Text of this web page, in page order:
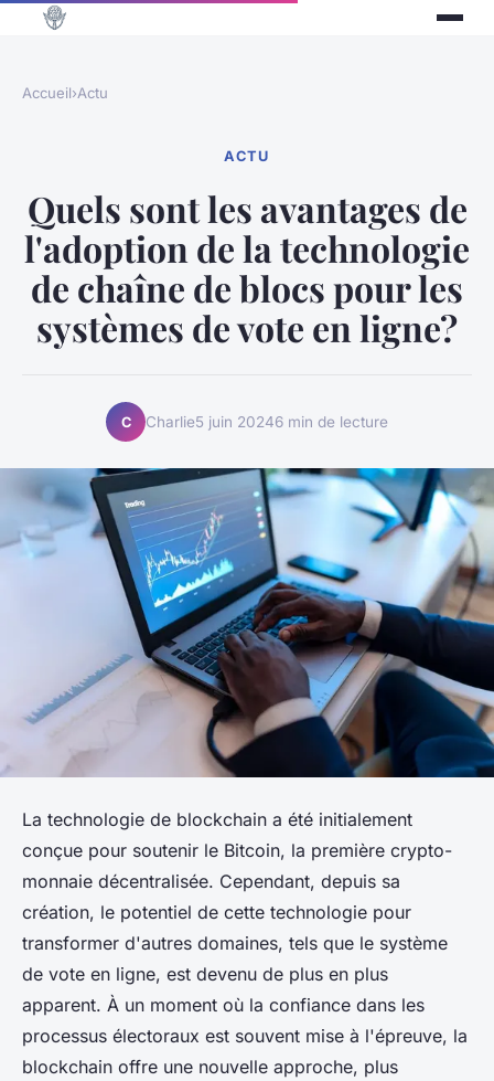
Accueil›Actu
ACTU
Quels sont les avantages de
l'adoption de la technologie
de chaîne de blocs pour les
systèmes de vote en ligne?
C Charlie5 juin 20246 min de lecture
La technologie de blockchain a été initialement
conçue pour soutenir le Bitcoin, la première crypto-
monnaie décentralisée. Cependant, depuis sa
création, le potentiel de cette technologie pour
transformer d'autres domaines, tels que le système
de vote en ligne, est devenu de plus en plus
apparent. À un moment où la confiance dans les
processus électoraux est souvent mise à l'épreuve, la
blockchain offre une nouvelle approche, plus